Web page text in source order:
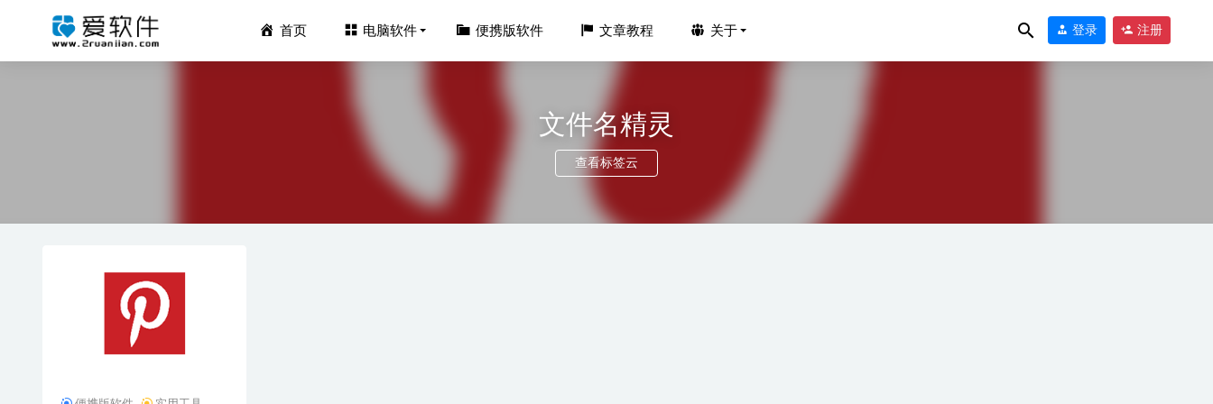
首页 电脑软件 便携版软件 文章教程 关于 登录 注册
文件名精灵
查看标签云